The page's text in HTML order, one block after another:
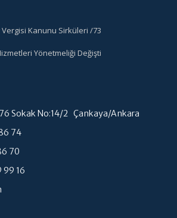
Vergisi Kanunu Sirküleri /73
Yönetmeliği Değişti
Sokak No:14/2 Çankaya/Ankara
74
70
99 16